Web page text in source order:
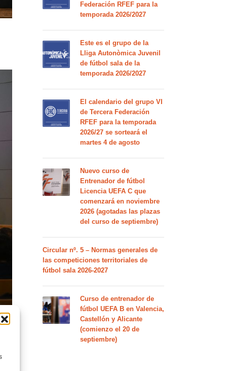
Federación RFEF para la
temporada 2026/2027
Este es el grupo de la
Lliga Autonòmica Juvenil
de fútbol sala de la
temporada 2026/2027
El calendario del grupo VI
de Tercera Federación
RFEF para la temporada
2026/27 se sorteará el
martes 4 de agosto
Nuevo curso de
Entrenador de fútbol
Licencia UEFA C que
comenzará en noviembre
2026 (agotadas las plazas
del curso de septiembre)
Circular nº. 5 – Normas generales de
las competiciones territoriales de
fútbol sala 2026-2027
Curso de entrenador de
fútbol UEFA B en Valencia,
Castellón y Alicante
(comienzo el 20 de
septiembre)